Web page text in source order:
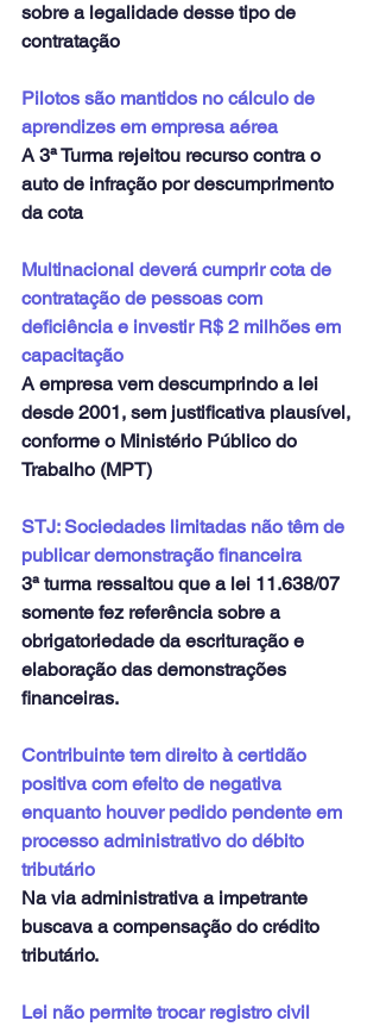
sobre a legalidade desse tipo de
contratação
Pilotos são mantidos no cálculo de
aprendizes em empresa aérea
A 3ª Turma rejeitou recurso contra o
auto de infração por descumprimento
da cota
Multinacional deverá cumprir cota de
contratação de pessoas com
deficiência e investir R$ 2 milhões em
capacitação
A empresa vem descumprindo a lei
desde 2001, sem justificativa plausível,
conforme o Ministério Público do
Trabalho (MPT)
STJ: Sociedades limitadas não têm de
publicar demonstração financeira
3ª turma ressaltou que a lei 11.638/07
somente fez referência sobre a
obrigatoriedade da escrituração e
elaboração das demonstrações
financeiras.
Contribuinte tem direito à certidão
positiva com efeito de negativa
enquanto houver pedido pendente em
processo administrativo do débito
tributário
Na via administrativa a impetrante
buscava a compensação do crédito
tributário.
Lei não permite trocar registro civil